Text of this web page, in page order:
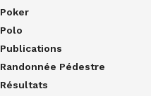
Poker
Polo
Publications
Randonnée Pédestre
Résultats